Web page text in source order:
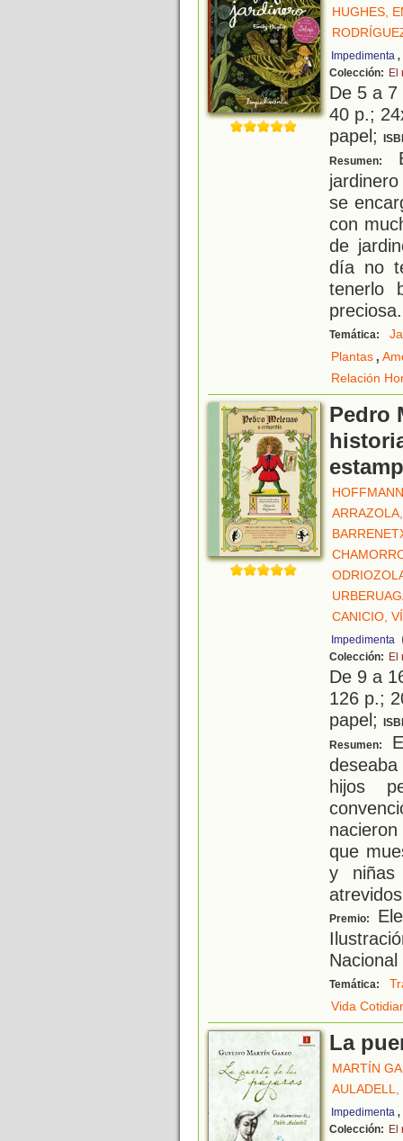
HUGHES,
Impedimenta
Colección: El
De 5 a
40 p.;
papel;
Resumen:
se
con
de
día no
tenerlo
preciosa
Temática:
Plantas,
Relación
Pedro
CANICIO,
Impedimenta
Colección: El
De 9 a
126 p.;
papel;
Resumen:
hijos
que
y niñas
Premio:
Temática:
Vida
La
MARTÍN
AULADELL,
Impedimenta
Colección: El